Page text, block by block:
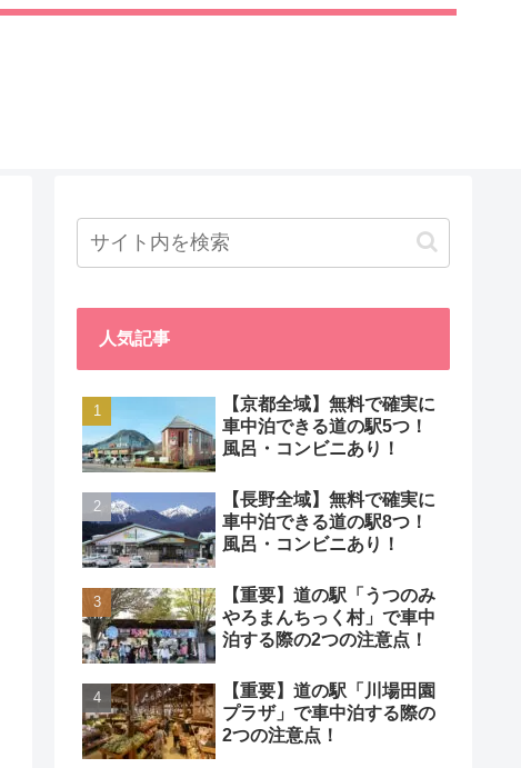
人気記事
【京都全域】無料で確実に
車中泊できる道の駅5つ！
風呂・コンビニあり！
【長野全域】無料で確実に
車中泊できる道の駅8つ！
風呂・コンビニあり！
【重要】道の駅「うつのみ
やろまんちっく村」で車中
泊する際の2つの注意点！
【重要】道の駅「川場田園
プラザ」で車中泊する際の
2つの注意点！